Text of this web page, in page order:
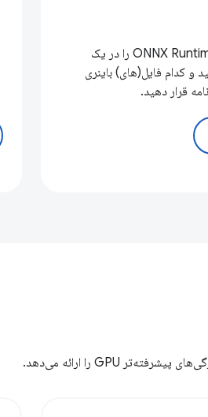
بیاموزید که چگونه وب ONNX Runtime را در یک
و کدام فایل(های) باینری